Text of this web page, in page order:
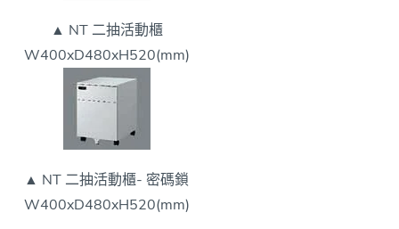
▲ NT 二抽活動櫃
W400xD480xH520(mm)
▲ NT 二抽活動櫃- 密碼鎖
W400xD480xH520(mm)